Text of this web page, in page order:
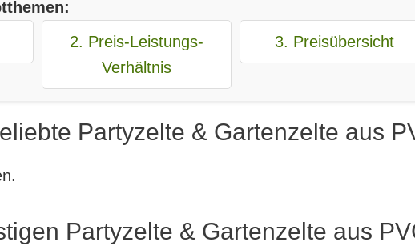
2. Preis-Leistungs-
Verhältnis
3. Preisübersicht
Partyzelte & Gartenzelte aus
Partyzelte & Gartenzelte aus